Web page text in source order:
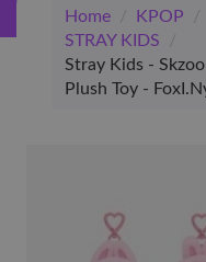
(Winkel)
Home / KPOP /
STRAY KIDS
/
Stray Kids -
Plush Toy -